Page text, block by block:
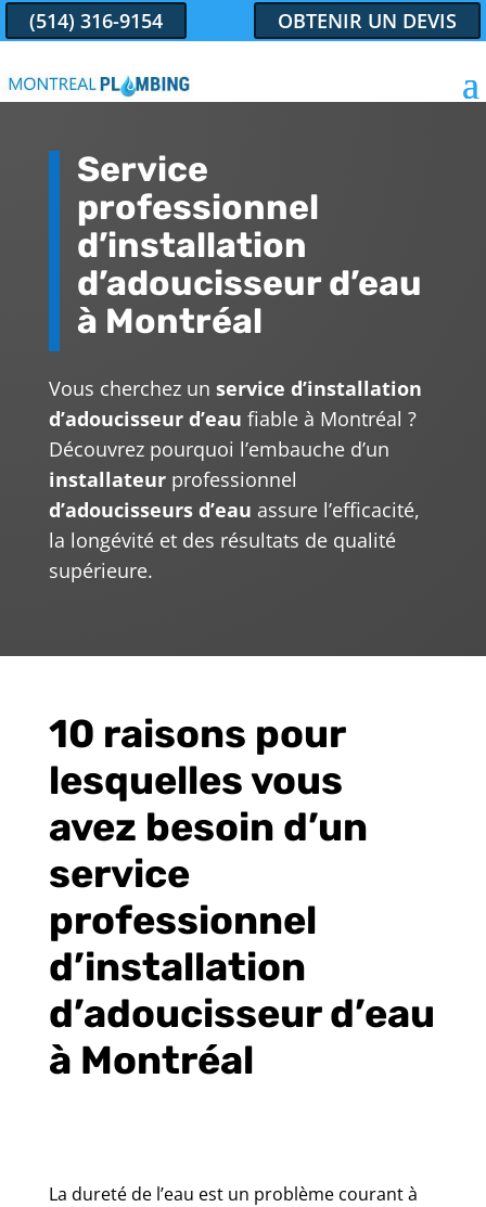
(514) 316-9154 OBTENIR UN DEVIS
Service
professionnel
d’installation
d’adoucisseur d’eau
à Montréal
Vous cherchez un service d’installation
d’adoucisseur d’eau fiable à Montréal ?
Découvrez pourquoi l’embauche d’un
installateurprofessionnel
d’adoucisseurs d’eau assure l’efficacité,
la longévité et des résultats de qualité
supérieure.
10 raisons pour
lesquelles vous
avez besoin d’un
service
professionnel
d’installation
d’adoucisseur d’eau
à Montréal
La dureté de l’eau est un problème courant à